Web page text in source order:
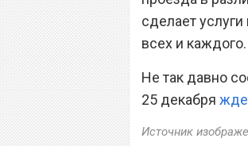
сделает
всех и каждого.
Не так давно
25 декабря
Источник